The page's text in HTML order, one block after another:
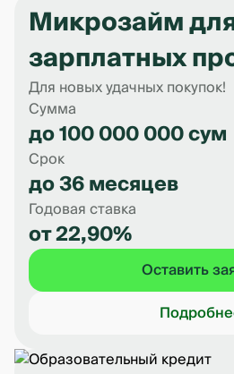
Микрозайм
зарплатных
Для новых удачных покупок!
Сумма
до 100 000 000 сум
Срок
до 36 месяцев
Годовая ставка
от 22,90%
Оставить